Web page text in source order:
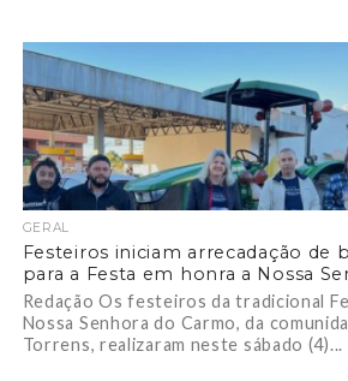
GERAL
Festeiros iniciam arrecadação de
para a Festa em honra a Nossa
Redação Os festeiros da tradicional
Nossa Senhora do Carmo, da
Torrens, realizaram neste sábado (4)...